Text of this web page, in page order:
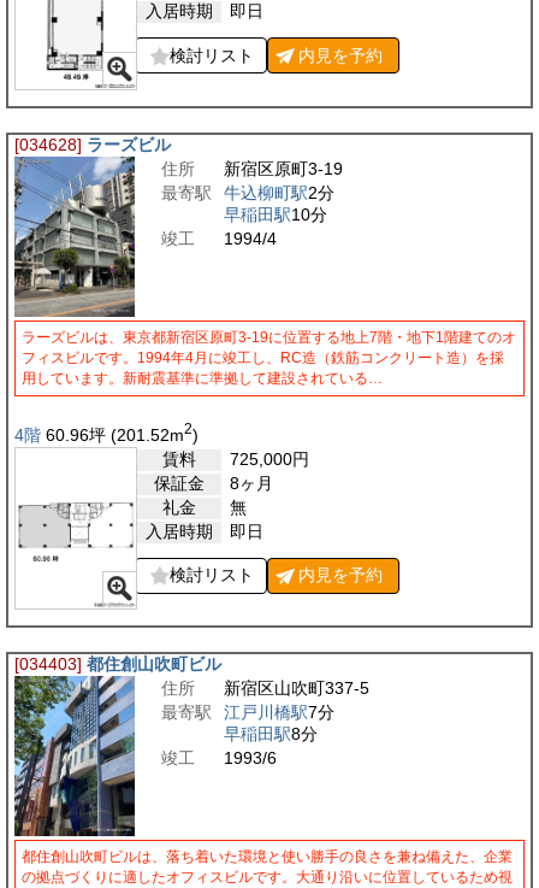
入居時期
即日
検討リスト 内見を予約
[034628] ラーズビル
住所
新宿区原町3-19
最寄駅
牛込柳町駅2分
早稲田駅10分
竣工
1994/4
ラーズビルは、東京都新宿区原町3-19に位置する地上7階・地下1階建てのオ
フィスビルです。1994年4月に竣工し、RC造（鉄筋コンクリート造）を採
用しています。新耐震基準に準拠して建設されている…
4階 60.96坪 (201.52m2)
賃料
725,000円
保証金
8ヶ月
礼金
無
入居時期
即日
検討リスト 内見を予約
[034403] 都住創山吹町ビル
住所
新宿区山吹町337-5
最寄駅
江戸川橋駅7分
早稲田駅8分
竣工
1993/6
都住創山吹町ビルは、落ち着いた環境と使い勝手の良さを兼ね備えた、企業
の拠点づくりに適したオフィスビルです。大通り沿いに位置しているため視